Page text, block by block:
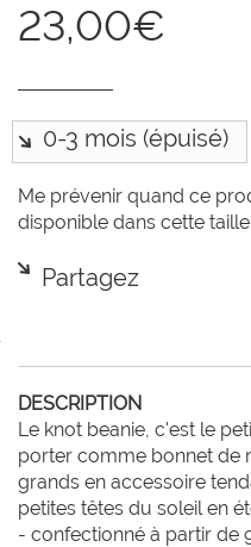
23,00€
Me prévenir quand ce
disponible dans cette taille
Partagez
DESCRIPTION
Le knot beanie, c'est le
porter comme bonnet de
grands en accessoire
petites têtes du soleil en
- confectionné à partir de